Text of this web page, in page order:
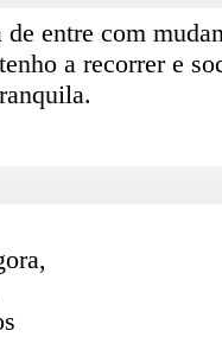
de entre com
a recorrer e